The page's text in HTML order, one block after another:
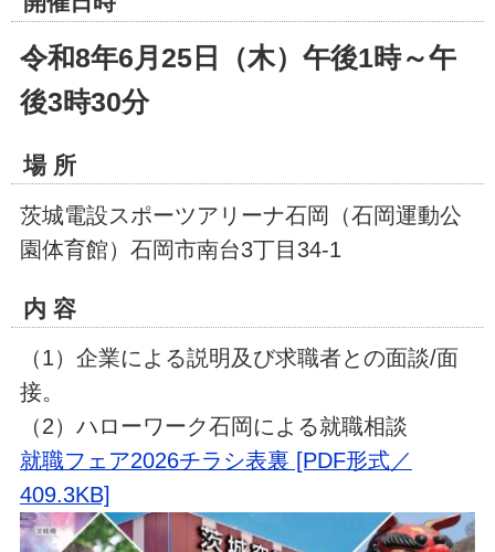
令和8年6月25日（木）午後1時～午
後3時30分
場 所
茨城電設スポーツアリーナ石岡（石岡運動公
園体育館）石岡市南台3丁目34-1
内 容
（1）企業による説明及び求職者との面談/面
接。
（2）ハローワーク石岡による就職相談
就職フェア2026チラシ表裏 [PDF形式／
409.3KB]